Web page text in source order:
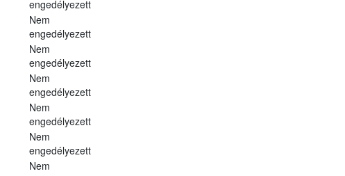
engedélyezett
Nem
engedélyezett
Nem
engedélyezett
Nem
engedélyezett
Nem
engedélyezett
Nem
engedélyezett
Nem